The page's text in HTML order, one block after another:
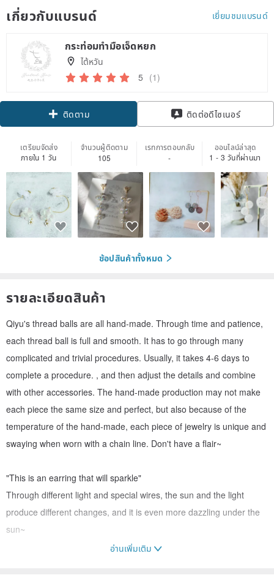
เกี่ยวกับแบรนด์ เยี่ยมชมแบรนด์
กระท่อมทำมือเจ็ดหยก
ไต้หวัน
5 (1)
ติดตาม ติดต่อดีไซเนอร์
เตรียมจัดส่ง
ภายใน 1 วัน
จำนวนผู้ติดตาม
105
เรทการตอบกลับ
-
ออนไลน์ล่าสุด
1 - 3 วันที่ผ่านมา
ช้อปสินค้าทั้งหมด
รายละเอียดสินค้า
Qiyu's thread balls are all hand-made. Through time and patience,
each thread ball is full and smooth. It has to go through many
complicated and trivial procedures. Usually, it takes 4-6 days to
complete a procedure. , and then adjust the details and combine
with other accessories. The hand-made production may not make
each piece the same size and perfect, but also because of the
temperature of the hand-made, each piece of jewelry is unique and
swaying when worn with a chain line. Don't have a flair~
"This is an earring that will sparkle"
Through different light and special wires, the sun and the light
produce different changes, and it is even more dazzling under the
sun~
อ่านเพิ่มเติม